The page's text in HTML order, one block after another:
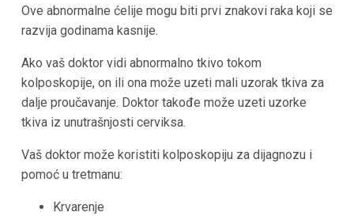
Ove abnormalne ćelije mogu biti prvi znakovi raka koji se
razvija godinama kasnije.
Ako vaš doktor vidi abnormalno tkivo tokom
kolposkopije, on ili ona može uzeti mali uzorak tkiva za
dalje proučavanje. Doktor takođe može uzeti uzorke
tkiva iz unutrašnjosti cerviksa.
Vaš doktor može koristiti kolposkopiju za dijagnozu i
pomoć u tretmanu:
Krvarenje